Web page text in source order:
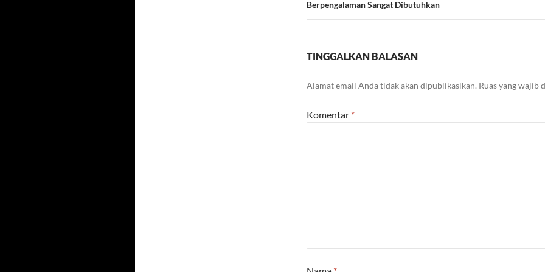
Berpengalaman Sangat Dibutuhkan
TINGGALKAN BALASAN
Alamat email Anda tidak akan dipublikasikan. Ruas yang wajib
Komentar *